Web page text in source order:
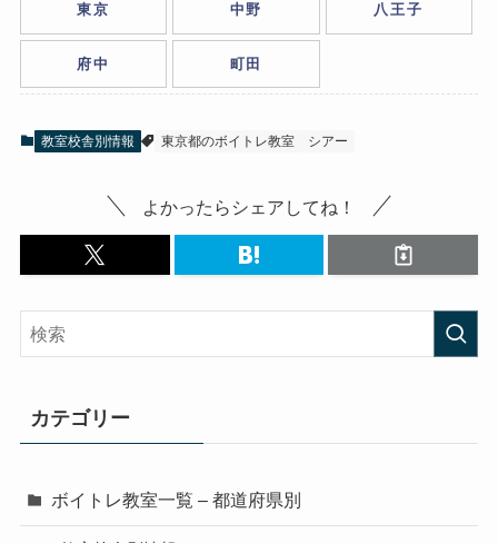
東京 中野 八王子
府中 町田
教室校舎別情報 東京都のボイトレ教室 シアー
よかったらシェアしてね！
カテゴリー
ボイトレ教室一覧 – 都道府県別